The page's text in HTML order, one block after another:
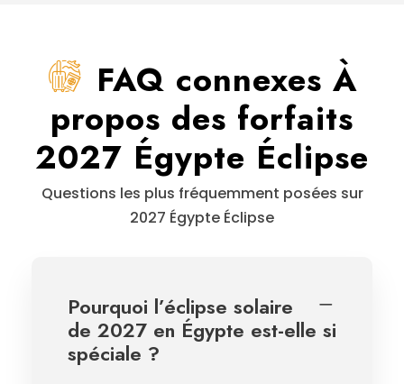
FAQ connexes À
propos des forfaits
2027 Égypte Éclipse
Questions les plus fréquemment posées sur
2027 Égypte Éclipse
Pourquoi l’éclipse solaire
de 2027 en Égypte est-elle si
spéciale ?